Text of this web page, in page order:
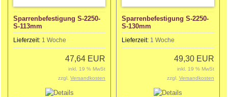
Sparrenbefestigung S-2250-
S-113mm
Lieferzeit: 1 Woche
47,64 EUR
inkl. 19 % MwSt
zzgl.Versandkosten
Sparrenbefestigung S-2250-
S-130mm
Lieferzeit: 1 Woche
49,30 EUR
inkl. 19 % MwSt
zzgl. Versandkosten